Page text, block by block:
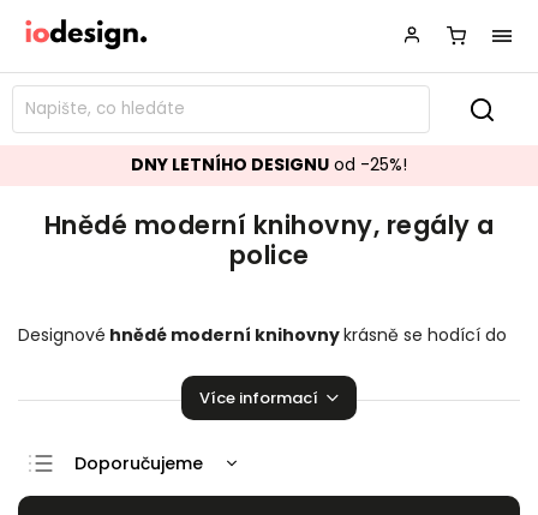
DNY LETNÍHO DESIGNU od -25%!
Hnědé moderní knihovny, regály a
police
Designové hnědé moderní knihovnykrásně se hodící do
pozvednou úroveň vaší domácnosti!
Více informací
Doporučujeme
Nejlevnější